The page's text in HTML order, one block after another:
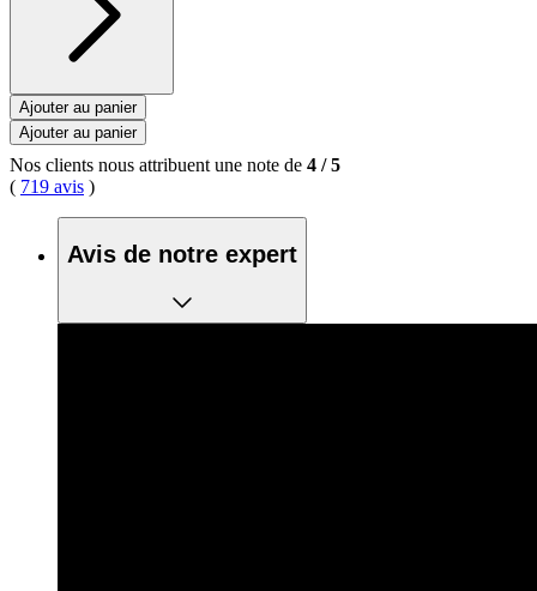
Ajouter au panier
Ajouter au panier
Nos clients nous attribuent une note de 4 /5
( 719 avis )
Avis de notre expert